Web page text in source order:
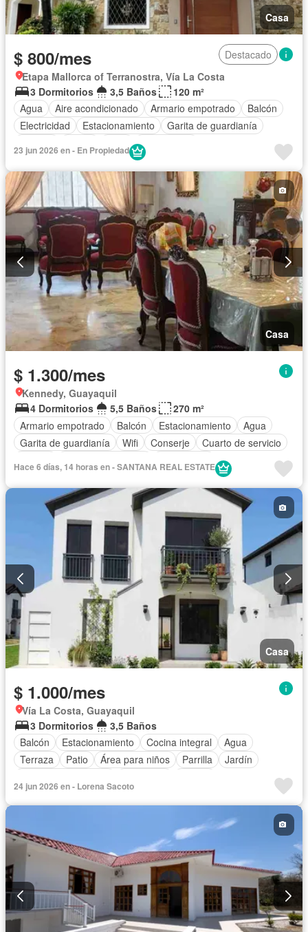
Casa
$ 800/mes
Destacado
Etapa Mallorca of Terranostra, Vía La Costa
3 Dormitorios
3,5 Baños
120 m²
Agua
Aire acondicionado Armario empotrado
Balcón
Electricidad
Estacionamiento
Garita de guardianía
Sin amoblar
23 jun 2026 en - En Propiedad
Casa
$ 1.300/mes
Kennedy, Guayaquil
4 Dormitorios
5,5 Baños
270 m²
Armario empotrado
Balcón Estacionamiento
Agua
Garita de guardianía
Wifi Conserje
Cuarto de servicio
Seguridad
Solo familias
Hace 6 días, 14 horas en - SANTANA REAL ESTATE
Casa
$ 1.000/mes
Vía La Costa, Guayaquil
3 Dormitorios
3,5 Baños
Balcón
Estacionamiento Cocina integral
Agua
Terraza
Patio Área para niños Parrilla
Jardín
Armario empotrado
Bodega
24 jun 2026 en - Lorena Sacoto